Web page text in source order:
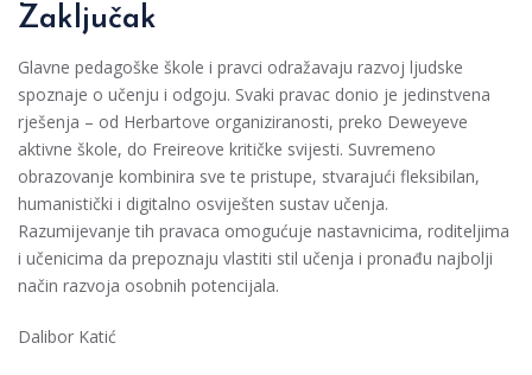
Zaključak
Glavne pedagoške škole i pravci odražavaju razvoj ljudske
spoznaje o učenju i odgoju. Svaki pravac donio je jedinstvena
rješenja – od Herbartove organiziranosti, preko Deweyeve
aktivne škole, do Freireove kritičke svijesti. Suvremeno
obrazovanje kombinira sve te pristupe, stvarajući fleksibilan,
humanistički i digitalno osviješten sustav učenja.
Razumijevanje tih pravaca omogućuje nastavnicima, roditeljima
i učenicima da prepoznaju vlastiti stil učenja i pronađu najbolji
način razvoja osobnih potencijala.
Dalibor Katić